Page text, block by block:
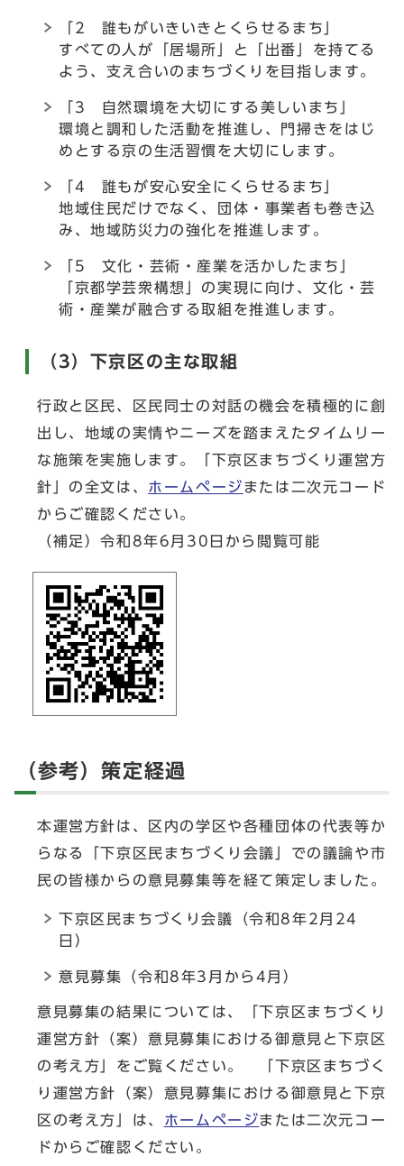
「2 誰もがいきいきとくらせるまち」
すべての人が「居場所」と「出番」を持てる
よう、支え合いのまちづくりを目指します。
「3 自然環境を大切にする美しいまち」
環境と調和した活動を推進し、門掃きをはじ
めとする京の生活習慣を大切にします。
「4 誰もが安心安全にくらせるまち」
地域住民だけでなく、団体・事業者も巻き込
み、地域防災力の強化を推進します。
「5 文化・芸術・産業を活かしたまち」
「京都学芸衆構想」の実現に向け、文化・芸
術・産業が融合する取組を推進します。
（3）下京区の主な取組
行政と区民、区民同士の対話の機会を積極的に創
出し、地域の実情やニーズを踏まえたタイムリー
な施策を実施します。「下京区まちづくり運営方
針」の全文は、 ホームページまたは二次元コード
からご確認ください。
（補足）令和8年6月30日から閲覧可能
（参考）策定経過
本運営方針は、区内の学区や各種団体の代表等か
らなる「下京区民まちづくり会議」での議論や市
民の皆様からの意見募集等を経て策定しました。
下京区民まちづくり会議（令和8年2月24
日）
意見募集（令和8年3月から4月）
意見募集の結果については、「下京区まちづくり
運営方針（案）意見募集における御意見と下京区
の考え方」をご覧ください。 「下京区まちづく
り運営方針（案）意見募集における御意見と下京
区の考え方」は、 ホームページまたは二次元コー
ドからご確認ください。